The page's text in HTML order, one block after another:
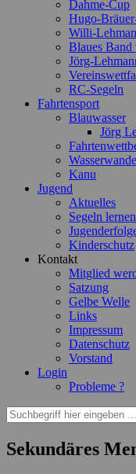
Dahme-Cup
Hugo-
Willi-
Blaues Band
Jörg-
RC-Segeln
Fahrtensport
Blauwasser
Jörg
Kanu
Jugend
Aktuelles
Segeln lernen
Kinderschutz
Kontakt
Mitglied
Satzung
Gelbe Welle
Links
Impressum
Datenschutz
Vorstand
Login
Probleme ?
Suchen
Suchen
nach:
Sekundäres